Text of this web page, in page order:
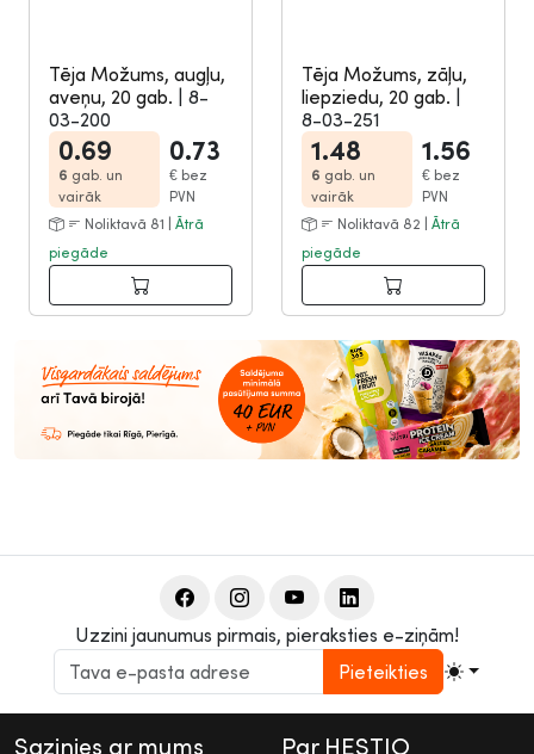
Tēja Možums, augļu,
aveņu, 20 gab.
8-
03-200
0.69
6 gab. un
vairāk
0.73
€ bez
PVN
Noliktavā 81 | Ātrā
piegāde
Tēja Možums, zāļu,
liepziedu, 20 gab.
8-03-251
1.48
6 gab. un
vairāk
1.56
€ bez
PVN
Noliktavā 82 | Ātrā
piegāde
Uzzini jaunumus pirmais, pieraksties e-ziņām!
Pieteikties
Sazinies ar mums Par HESTIO